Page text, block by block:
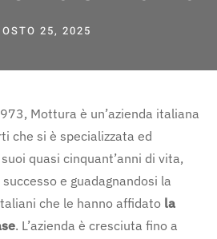
25, 2025
Mottura è un’azienda italiana
che si è specializzata ed
quasi cinquant’anni di vita,
e guadagnandosi la
che le hanno affidato la
. L’azienda è cresciuta fino a